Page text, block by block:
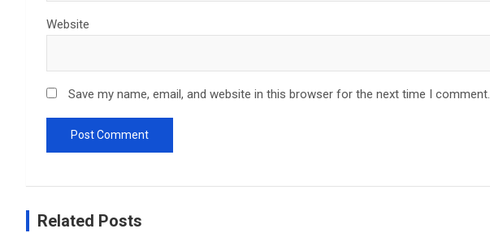
Website
Save my name, email, and website in this browser for the next time I comment.
Related Posts